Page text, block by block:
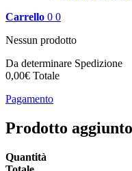
Carrello 0 0
Nessun prodotto
Da determinare Spedizione
0,00€ Totale
Pagamento
Prodotto
Quantità